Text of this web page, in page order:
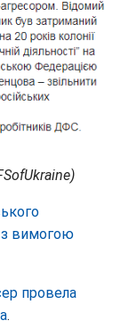
з вимогою
провела
.